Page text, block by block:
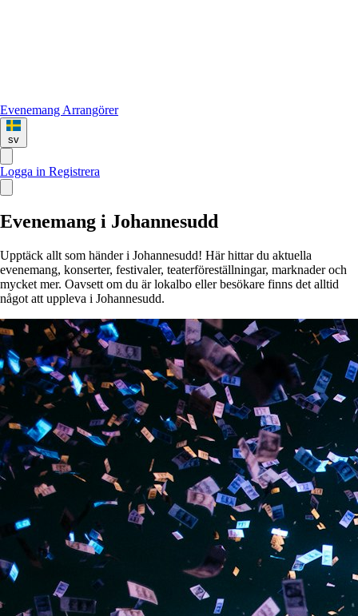
Evenemang Arrangörer
sv
Logga in Registrera
Evenemang i Johannesudd
Upptäck allt som händer i Johannesudd! Här hittar du aktuella
evenemang, konserter, festivaler, teaterföreställningar, marknader och
mycket mer. Oavsett om du är lokalbo eller besökare finns det alltid
något att uppleva i Johannesudd.